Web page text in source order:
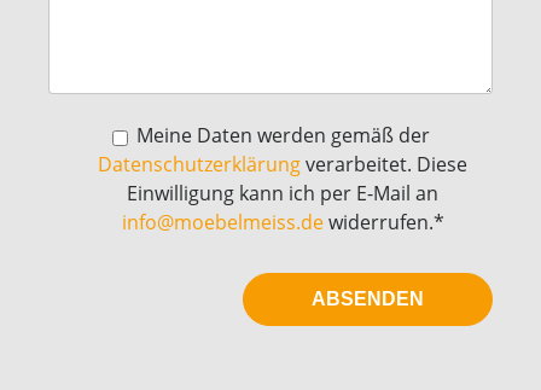
Meine Daten werden gemäß der
Datenschutzerklärungverarbeitet. Diese
Einwilligung kann ich per E-Mail an
info@moebelmeiss.dewiderrufen.*